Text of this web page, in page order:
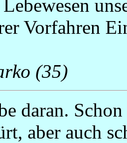
Vorfahren
(35)
daran.
aber auch